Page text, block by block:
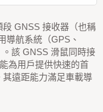
段 GNSS 接收器（也稱
導航系統（GPS、
該 GNSS 滑鼠同時接
為用戶提供快速的首
遠距能力滿足車載導